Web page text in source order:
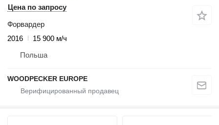
Цена по запросу
Форвардер
2016
15 900 м/ч
Польша
WOODPECKER EUROPE